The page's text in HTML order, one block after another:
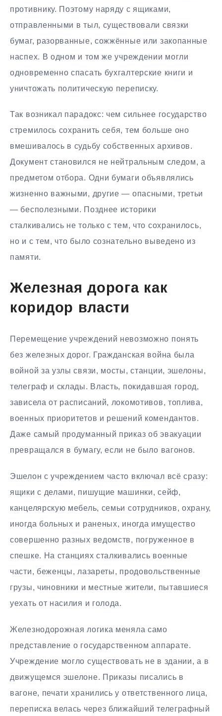
противнику. Поэтому наряду с ящиками,
отправленными в тыл, существовали связки
бумаг, разорванные, сожжённые или закопанные
наспех. В одном и том же учреждении могли
одновременно спасать бухгалтерские книги и
уничтожать политическую переписку.
Так возникал парадокс: чем сильнее государство
стремилось сохранить себя, тем больше оно
вмешивалось в судьбу собственных архивов.
Документ становился не нейтральным следом, а
предметом отбора. Одни бумаги объявлялись
жизненно важными, другие — опасными, третьи
— бесполезными. Позднее историки
сталкивались не только с тем, что сохранилось,
но и с тем, что было сознательно выведено из
памяти.
Железная дорога как
коридор власти
Перемещение учреждений невозможно понять
без железных дорог. Гражданская война была
войной за узлы связи, мосты, станции, эшелоны,
телеграф и склады. Власть, покидавшая город,
зависела от расписаний, локомотивов, топлива,
военных приоритетов и решений комендантов.
Даже самый продуманный приказ об эвакуации
превращался в бумагу, если не было вагонов.
Эшелон с учреждением часто включал всё сразу:
ящики с делами, пишущие машинки, сейф,
канцелярскую мебель, семьи сотрудников, охрану,
иногда больных и раненых, иногда имущество
совершенно разных ведомств, погруженное в
спешке. На станциях сталкивались военные
части, беженцы, лазареты, продовольственные
грузы, чиновники и местные жители, пытавшиеся
уехать от насилия и голода.
Железнодорожная логика меняла само
представление о государственном аппарате.
Учреждение могло существовать не в здании, а в
движущемся эшелоне. Приказы писались в
вагоне, печати хранились у ответственного лица,
переписка велась через ближайший телеграфный